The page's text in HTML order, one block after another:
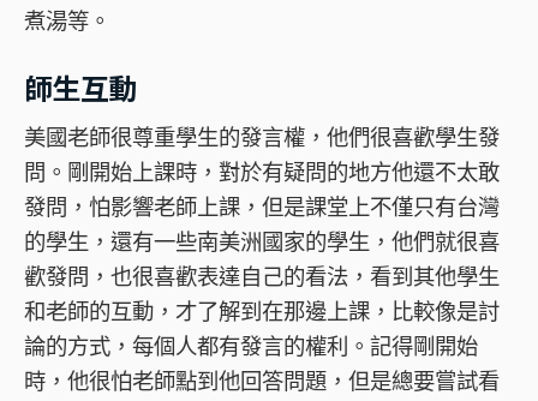
煮湯等。
師生互動
美國老師很尊重學生的發言權，他們很喜歡學生發
問。剛開始上課時，對於有疑問的地方他還不太敢
發問，怕影響老師上課，但是課堂上不僅只有台灣
的學生，還有一些南美洲國家的學生，他們就很喜
歡發問，也很喜歡表達自己的看法，看到其他學生
和老師的互動，才了解到在那邊上課，比較像是討
論的方式，每個人都有發言的權利。記得剛開始
時，他很怕老師點到他回答問題，但是總要嘗試看